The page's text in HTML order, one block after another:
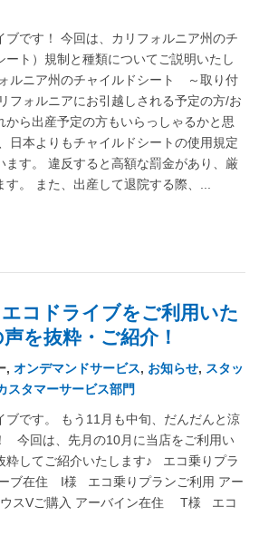
ブです！ 今回は、カリフォルニア州のチ
ート）規制と種類についてご説明いたし
ルニア州のチャイルドシート ～取り付
フォルニアにお引越しされる予定の方/お
から出産予定の方もいらっしゃるかと思
日本よりもチャイルドシートの使用規定
ます。 違反すると高額な罰金があり、厳
。 また、出産して退院する際、...
エコドライブをご利用いた
を抜粋・ご紹介！
, オンデマンドサービス, お知らせ, スタッ
スタマーサービス部門
ブです。 もう11月も中旬、だんだんと涼
今回は、先月の10月に当店をご利用い
粋してご紹介いたします♪ エコ乗りプラ
ブ在住 I様 エコ乗りプランご利用 アー
スVご購入 アーバイン在住 T様 エコ